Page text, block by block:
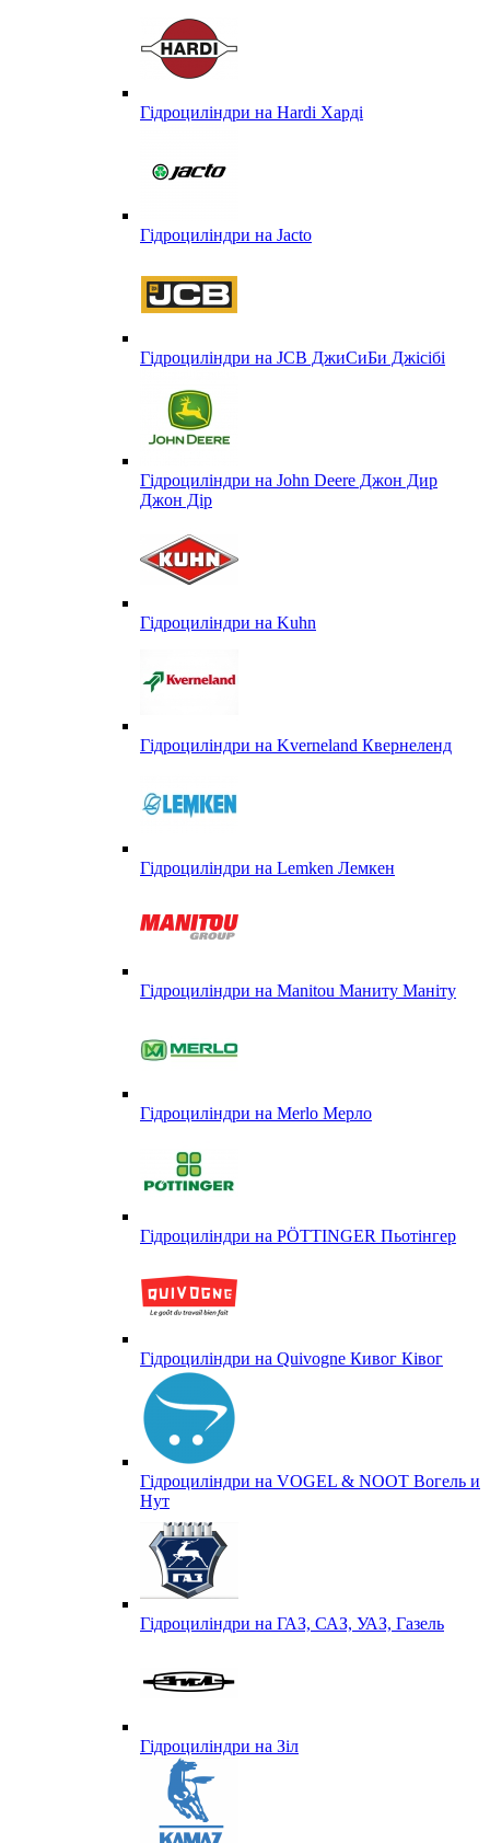
Гідроциліндри на Hardi Харді
Гідроциліндри на Jacto
Гідроциліндри на JCB ДжиСиБи Джісібі
Гідроциліндри на John Deere Джон Дир
Джон Дір
Гідроциліндри на Kuhn
Гідроциліндри на Kverneland Квернеленд
Гідроциліндри на Lemken Лемкен
Гідроциліндри на Manitou Маниту Маніту
Гідроциліндри на Merlo Мерло
Гідроциліндри на PÖTTINGER Пьотінгер
Гідроциліндри на Quivogne Кивог Ківог
Гідроциліндри на VOGEL & NOOT Вогель и
Нут
Гідроциліндри на ГАЗ, САЗ, УАЗ, Газель
Гідроциліндри на Зіл